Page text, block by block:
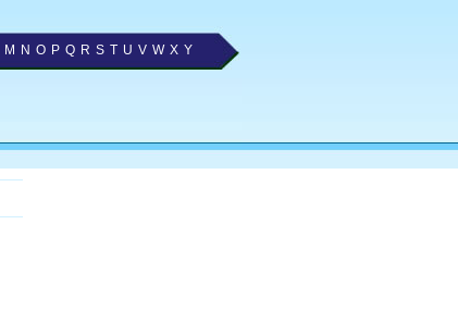
M N O P Q R S T U V W X Y